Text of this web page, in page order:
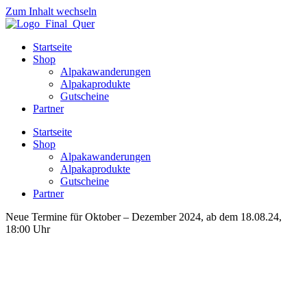
Zum Inhalt wechseln
Startseite
Shop
Alpakawanderungen
Alpakaprodukte
Gutscheine
Partner
Startseite
Shop
Alpakawanderungen
Alpakaprodukte
Gutscheine
Partner
Neue Termine für Oktober – Dezember 2024, ab dem 18.08.24,
18:00 Uhr